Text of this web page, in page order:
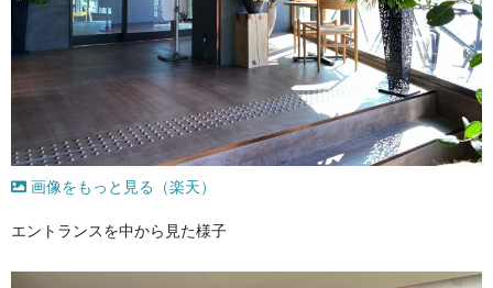
画像をもっと見る（楽天）
エントランスを中から見た様子